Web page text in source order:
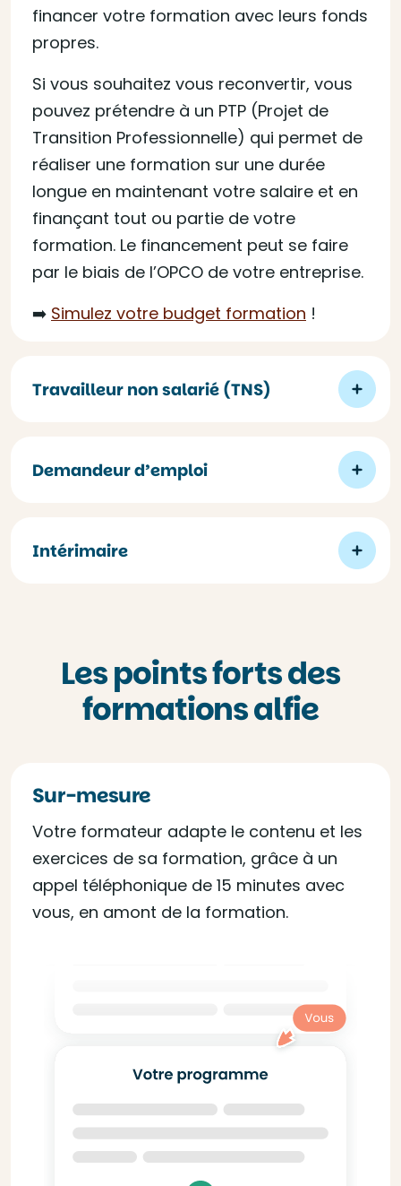
financer votre formation avec leurs fonds
propres.
Si vous souhaitez vous reconvertir, vous
pouvez prétendre à un PTP (Projet de
Transition Professionnelle) qui permet de
réaliser une formation sur une durée
longue en maintenant votre salaire et en
finançant tout ou partie de votre
formation. Le financement peut se faire
par le biais de l’OPCO de votre entreprise.
➡️ Simulez votre budget formation !
Travailleur non salarié (TNS)
Demandeur d’emploi
Intérimaire
Les points forts des
formations alfie
Sur-mesure
Votre formateur adapte le contenu et les
exercices de sa formation, grâce à un
appel téléphonique de 15 minutes avec
vous, en amont de la formation.